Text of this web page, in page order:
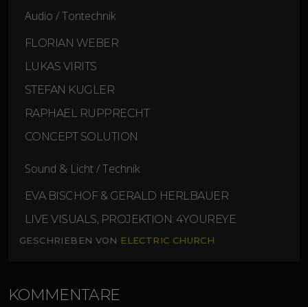
Audio / Tontechnik
FLORIAN WEBER
LUKAS VIRITS
STEFAN KUGLER
RAPHAEL RUPPRECHT
CONCEPT SOLUTION
Sound & Licht / Technik
EVA BISCHOF & GERALD HERLBAUER
LIVE VISUALS, PROJEKTION: 4YOUREYE
GESCHRIEBEN VON ELECTRIC CHURCH
KOMMENTARE